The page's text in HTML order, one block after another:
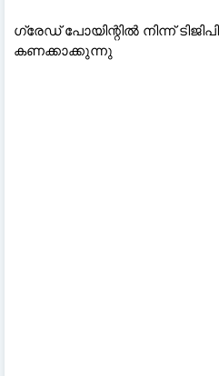
ഗ്രേഡ് പോയിന്റിൽ നിന്ന്
കണക്കാക്കുന്നു